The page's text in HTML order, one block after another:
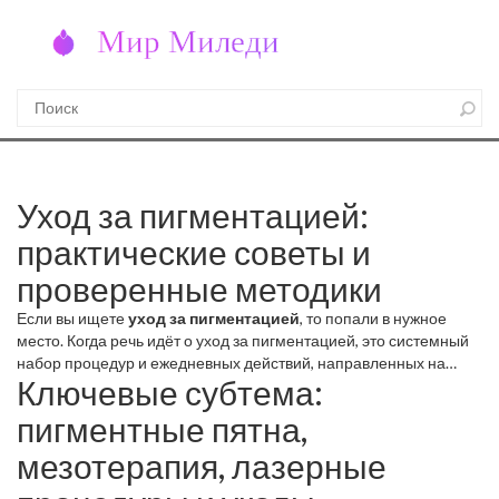
Уход за пигментацией:
практические советы и
проверенные методики
Если вы ищетеуход за пигментацией, то попали в нужное
место. Когда речь идёт оуход за пигментацией, это системный
набор процедур и ежедневных действий, направленных на
уменьшение темных пятен и выравнивание тона кожи
известный каккоррекция пигментации, важно понять, какие
факторы влияют на результат. Пигментация появляется из‑за
избытка меланина, гормональных изменений или повреждения
от солнца, поэтому решение начинается с точного
Ключевые субтема:
пигментные пятна,
мезотерапия, лазерные